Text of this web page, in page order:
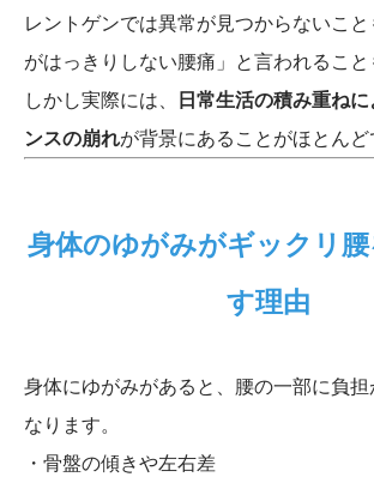
レントゲンでは異常が見つからないこと
がはっきりしない腰痛」と言われること
しかし実際には、
日常生活の積み重ね
ンスの崩れが背景にあることがほとんど
身体のゆがみがギックリ腰
す理由
身体にゆがみがあると、腰の一部に負担
なります。
・骨盤の傾きや左右差